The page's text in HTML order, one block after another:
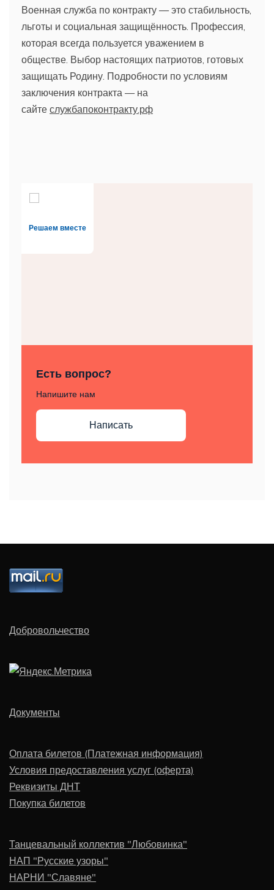
Военная служба по контракту — это стабильность,
льготы и социальная защищённость. Профессия,
которая всегда пользуется уважением в
обществе. Выбор настоящих патриотов, готовых
защищать Родину. Подробности по условиям
заключения контракта — на
сайте службапоконтракту.рф
Решаем вместе
Есть вопрос?
Напишите нам
Написать
Добровольчество
Документы
Оплата билетов (Платежная информация)
Условия предоставления услуг (оферта)
Реквизиты ДНТ
Покупка билетов
Танцевальный коллектив "Любовинка"
НАП "Русские узоры"
НАРНИ "Славяне"